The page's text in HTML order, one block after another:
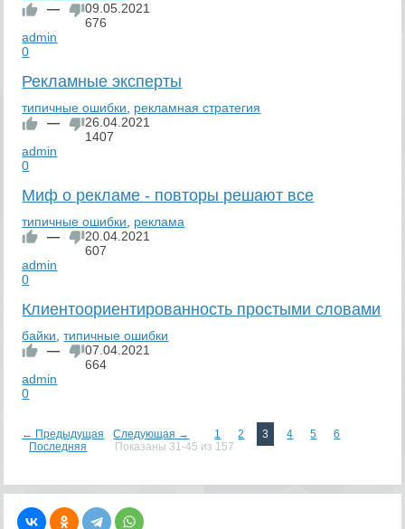
—
09.05.2021
676
admin
0
Рекламные эксперты
типичные ошибки, рекламная стратегия
—
26.04.2021
1407
admin
0
Миф о рекламе - повторы решают все
типичные ошибки
реклама
—
20.04.2021
607
admin
0
Клиентоориентированность простыми словами
байки ,типичные ошибки
—
07.04.2021
664
admin
0
← Предыдущая Следующая → 1 2 3 4 5
6
Последняя
Показаны 31-45 из 157